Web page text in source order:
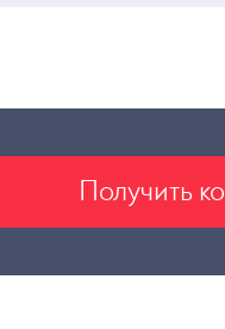
Получить